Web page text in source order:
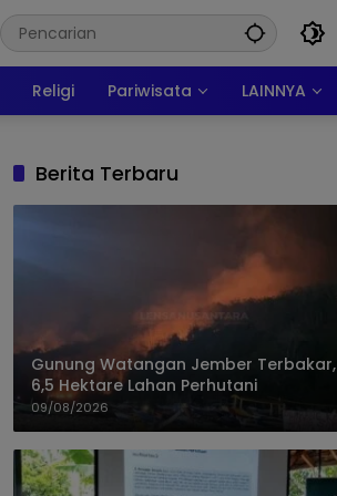
Religi Pariwisata LAINNYA
Berita Terbaru
Gunung Watangan Jember Terbakar,
6,5 Hektare Lahan Perhutani
09/08/2026